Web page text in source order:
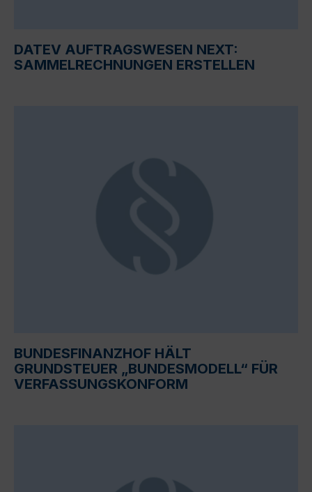
DATEV AUFTRAGSWESEN NEXT:
SAMMELRECHNUNGEN ERSTELLEN
BUNDESFINANZHOF HÄLT
GRUNDSTEUER „BUNDESMODELL“ FÜR
VERFASSUNGSKONFORM